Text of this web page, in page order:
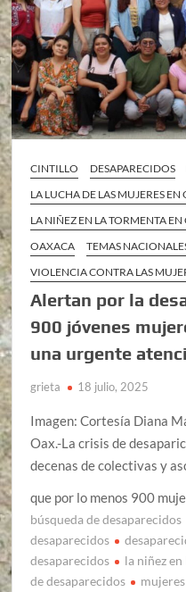
CINTILLO DESAPARECIDOS
LA LUCHA DE LAS MUJERES
LA NIÑEZ EN LA TORMENTA
OAXACA
TEMAS
VIOLENCIA CONTRA LAS
Alertan por la
900 jóvenes
una urgente
grieta 18 julio, 2025
Imagen: Cortesía Diana
Oax.-La crisis de
decenas de colectivas y
que por lo menos 900
búsqueda de desaparecidos
desaparecidos
desaparecidos
la niñez
de desaparecidos